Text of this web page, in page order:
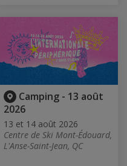
Camping - 13 août
2026
13 et 14 août 2026
Centre de Ski Mont-Édouard,
L'Anse-Saint-Jean, QC